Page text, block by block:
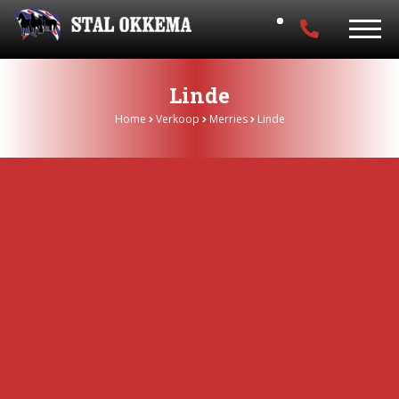
Linde
Home Verkoop Merries Linde